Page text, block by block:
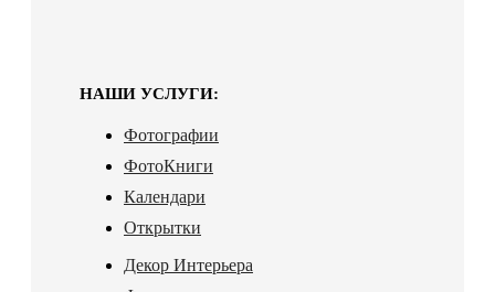
НАШИ УСЛУГИ:
Фотографии
ФотоКниги
Календари
Открытки
Декор Интерьера